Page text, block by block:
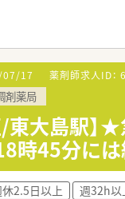
■総合科目をメイン
■これまで総合病院
法人特徴について】
全国に約100店舗を
調剤薬局事業だけで
産前産後休暇や育
勤務実態について】
平日は18時までの
■2か月に1度程度の
近隣エリアにて複
17 薬剤師求人ID：
剤薬局
/東大島駅
時45分に
2.5日以上 週32h以